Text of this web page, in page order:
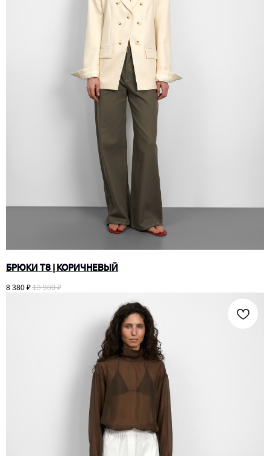
БРЮКИ T8 | КОРИЧНЕВЫЙ
8 380 ₽ 13 980 ₽